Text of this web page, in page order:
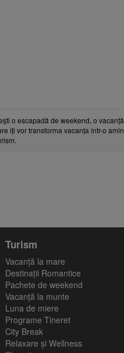
o escapadă de weekend, o
îți vor transforma vacanța într-o
Turism
Vacanţă la mare
Destinații Romantice
Pachete de weekend
Vacanță la munte
Luna de miere
Programe Tineret
City Break
Relaxare și Wellness